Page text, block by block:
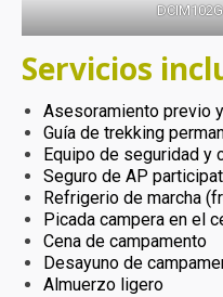
Servicios
Asesoramiento previo
Guía de trekking
Equipo de seguridad y
Seguro de AP
Refrigerio de marcha
Picada campera en el
Cena de campamento
Desayuno de
Almuerzo ligero